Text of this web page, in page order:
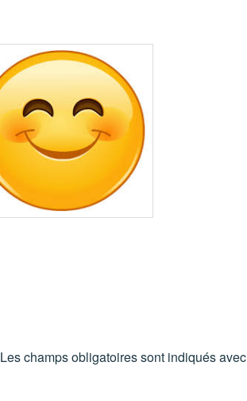
Les champs obligatoires sont indiqués avec